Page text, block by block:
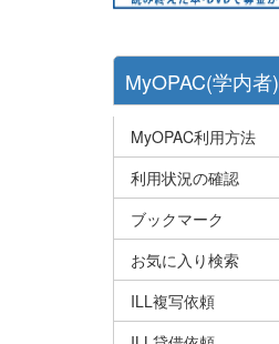
MyOPAC(学内者)
MyOPAC利用方法
利用状況の確認
ブックマーク
お気に入り検索
ILL複写依頼